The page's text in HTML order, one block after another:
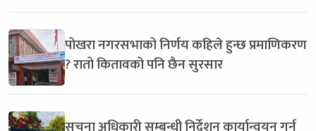
पोखरा नगरसभाको निर्णय कहिले हुन्छ प्रमाणिकरण
? रातो कितावको पनि छैन सुरसार